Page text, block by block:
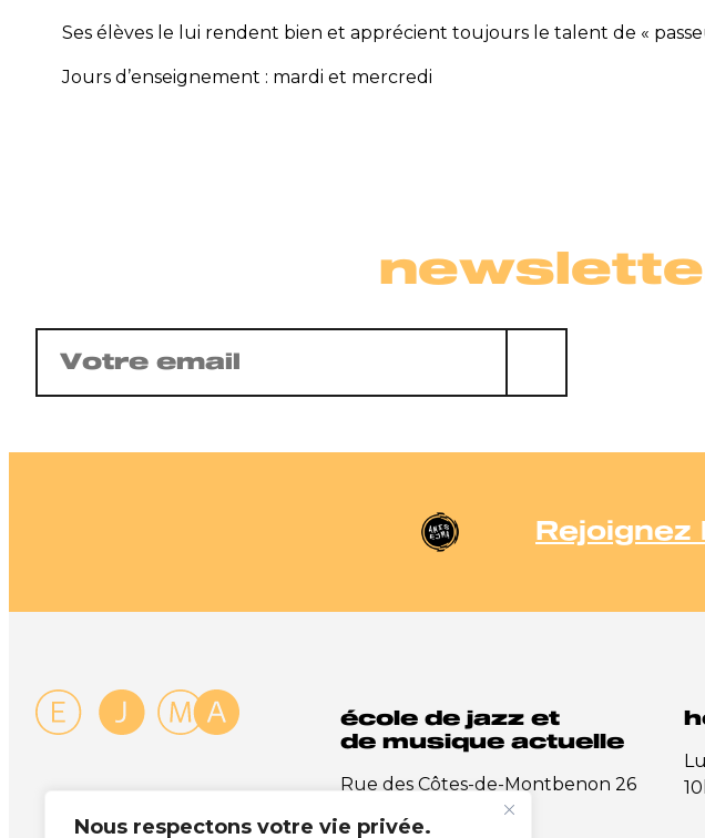
Nous respectons votre vie privée.
Ses élèves le lui rendent bien et apprécient toujours le talent de «
Jours d’enseignement : mardi et mercredi
mail(Nécessaire)
Rejoignez
école de jazz et
de musique actuelle
Rue des Côtes-de-Montbenon 26